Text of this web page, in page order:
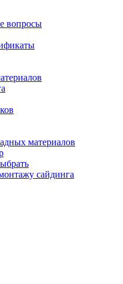
вопросы
материалов
сайдинга